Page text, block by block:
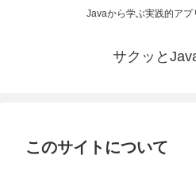
Javaから学ぶ実践的アプ
サクッと
このサイトについて